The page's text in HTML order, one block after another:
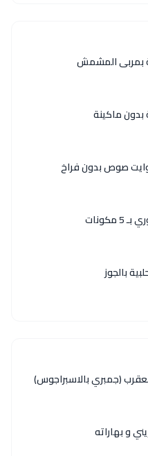
بمربى المشمش
ماكينة
صوص بدون فراخ
بالجوز
(جمبري بالاسبراجوس)
و بهاراته